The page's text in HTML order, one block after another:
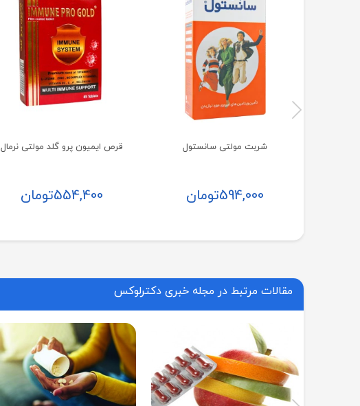
شربت مولتی سانستول
594,000تومان
قرص ایمیون پرو گلد مولتی نرمال
554,400تومان
مقالات مرتبط در مجله خبری دکترلوکس